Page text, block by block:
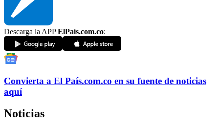
Descarga la APPElPaís.com.co:
Convierta a El País.com.co en su fuente de noticias
aquí
Noticias